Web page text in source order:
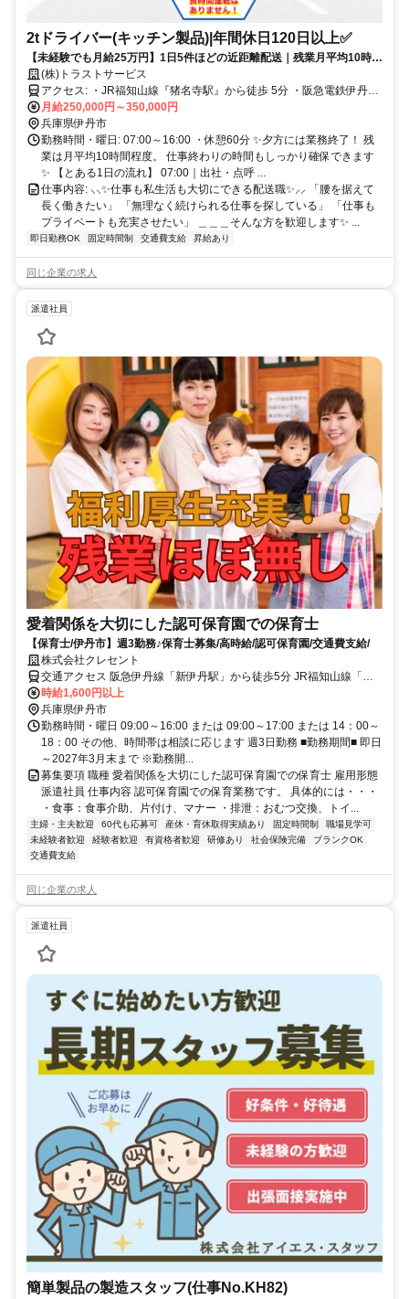
2tドライバー(キッチン製品)|年間休日120日以上✅
【未経験でも月給25万円】1日5件ほどの近距離配送｜残業月平均10時間
｜腰を据えて働ける2t配送✨
(株)トラストサービス
アクセス: ・JR福知山線『猪名寺駅』から徒歩 5分 ・阪急電鉄伊丹線
『稲野駅』から徒歩 5分 ⭕マイカー・バイク通勤OK✨
月給250,000円～350,000円
兵庫県伊丹市
勤務時間・曜日: 07:00～16:00 ・休憩60分 ✨夕方には業務終了！ 残
業は月平均10時間程度。 仕事終わりの時間もしっかり確保できます
✨ 【とある1日の流れ】 07:00｜出社・点呼 ...
仕事内容: ⸜⸜✨仕事も私生活も大切にできる配送職✨⸝⸝ 「腰を据えて
長く働きたい」 「無理なく続けられる仕事を探している」 「仕事も
プライベートも充実させたい」 ＿＿＿そんな方を歓迎します✨ ...
即日勤務OK 固定時間制 交通費支給 昇給あり
同じ企業の求人
派遣社員
愛着関係を大切にした認可保育園での保育士
【保育士/伊丹市】週3勤務♪保育士募集/高時給/認可保育園/交通費支給/
株式会社クレセント
交通アクセス 阪急伊丹線「新伊丹駅」から徒歩5分 JR福知山線「伊
丹駅」から自転車で10分
時給1,600円以上
兵庫県伊丹市
勤務時間・曜日 09:00～16:00 または 09:00～17:00 または 14：00～
18：00 その他、時間帯は相談に応じます 週3日勤務 ■勤務期間■ 即日
～2027年3月末まで ※勤務開...
募集要項 職種 愛着関係を大切にした認可保育園での保育士 雇用形態
派遣社員 仕事内容 認可保育園での保育業務です。 具体的には・・・
・食事：食事介助、片付け、マナー ・排泄：おむつ交換、トイ...
主婦・主夫歓迎 60代も応募可 産休・育休取得実績あり 固定時間制
職場見学可
未経験者歓迎
経験者歓迎 有資格者歓迎 研修あり 社会保険完備
ブランクOK
交通費支給
同じ企業の求人
派遣社員
簡単製品の製造スタッフ(仕事No.KH82)